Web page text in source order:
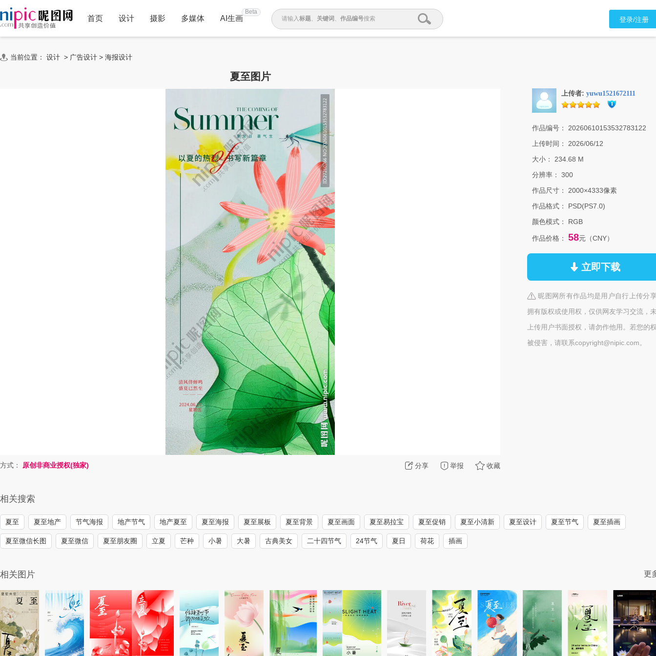
首页 设计 摄影 多媒体 AI生画
Beta
请输入标题、 关键词 、 作品编号搜索 登录/注册
当前位置： 设计 > 广告设计 > 海报设计
夏至图片
分享 举报 收藏
方式： 原创非商业授权(独家)
上传者: yuwu1521672111
作品编号：
20260610153532783122
上传时间：
2026/06/12
大小：
234.68 M
分辨率：
300
作品尺寸：
2000×4333像素
作品格式：
PSD(PS7.0)
颜色模式：
RGB
作品价格： 58元（CNY）
立即下载
昵图网所有作品均是用户自行上传分
拥有版权或使用权，仅供网友学习交流，
上传用户书面授权，请勿作他用。若您的
被侵害，请联系copyright@nipic.com。
相关搜索
夏至 夏至地产 节气海报 地产节气 地产夏至 夏至海报 夏至展板 夏至背景 夏至画面 夏至易拉宝 夏至促销 夏至小清新 夏至设计 夏至节气 夏至插画
夏至微信长图 夏至微信 夏至朋友圈 立夏 芒种 小暑 大暑 古典美女 二十四节气 24节气 夏日 荷花 插画
相关图片 更